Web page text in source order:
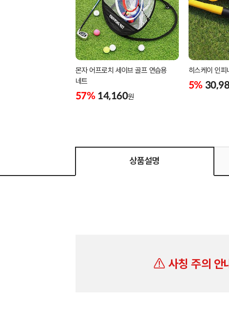
몬자 어프로치 세이브 골프 연습용
네트
57% 14,160원
히스케이 인피
5%
상품설명
사칭 주의 안